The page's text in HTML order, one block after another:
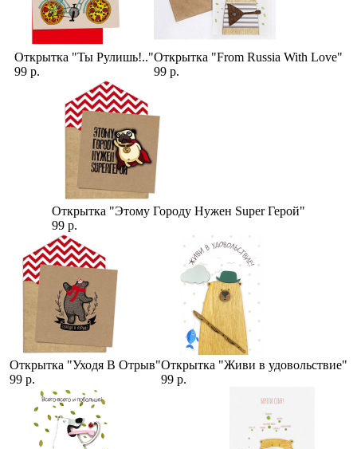
Открытка "Ты Рулишь!.."
99 р.
Открытка "From Russia With Love"
99 р.
Открытка "Этому Городу Нужен Super Герой"
99 р.
Открытка "Уходя В Отрыв"
99 р.
Открытка "Живи в удовольствие"
99 р.